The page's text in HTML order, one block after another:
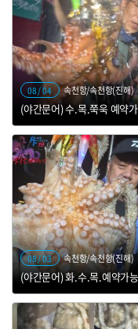
08 / 04 속천항/속천항(진해)
08 / 03 속천항/속천항(진해)